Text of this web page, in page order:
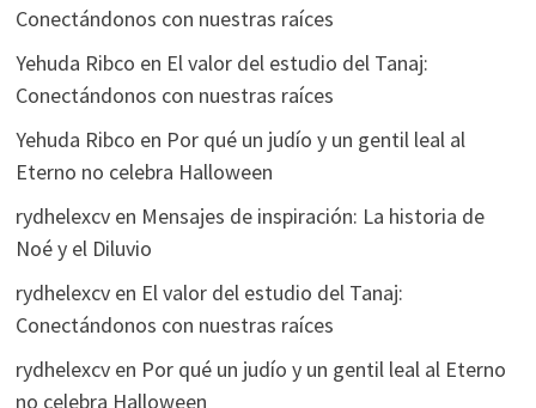
Conectándonos con nuestras raíces
Yehuda Ribco en El valor del estudio del Tanaj:
Conectándonos con nuestras raíces
Yehuda Ribco en Por qué un judío y un gentil leal al
Eterno no celebra Halloween
rydhelexcven Mensajes de inspiración: La historia de
Noé y el Diluvio
rydhelexcven El valor del estudio del Tanaj:
Conectándonos con nuestras raíces
rydhelexcven Por qué un judío y un gentil leal al Eterno
no celebra Halloween